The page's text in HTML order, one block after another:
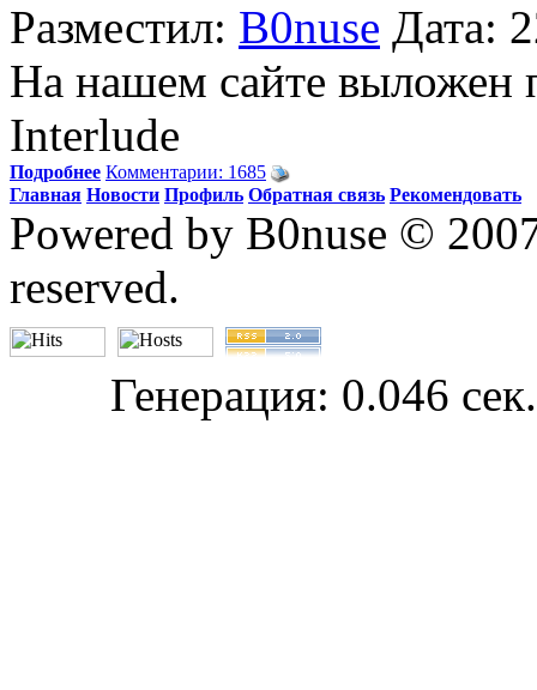
Разместил: B0nuse Дата:
На нашем сайте выложен
Interlude
Подробнее Комментарии: 1685
Главная Новости Профиль Обратная связь Рекомендовать
Powered by B0nuse ©
reserved.
Генерация: 0.046